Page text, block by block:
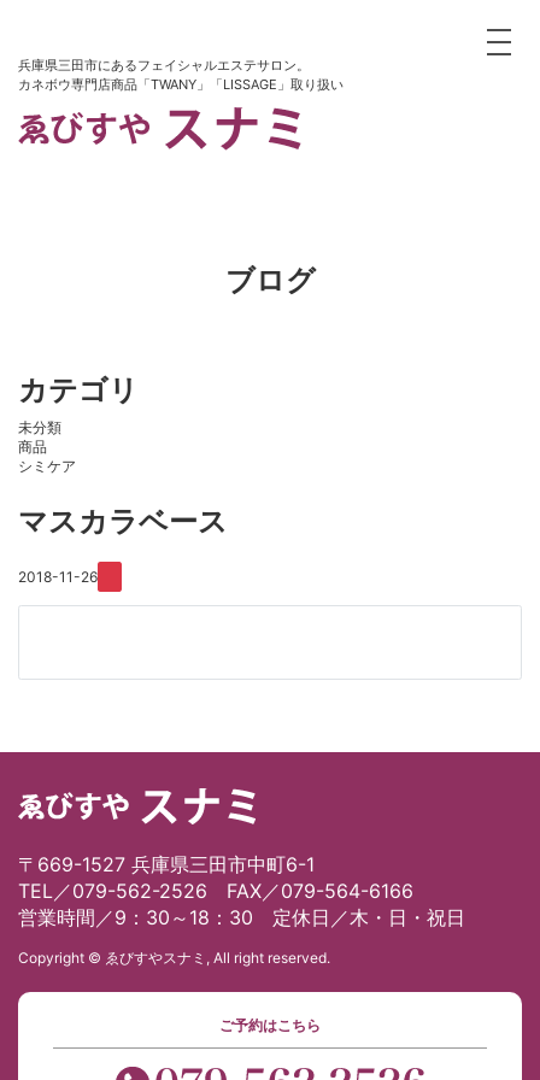
兵庫県三田市にあるフェイシャルエステサロン。
カネボウ専門店商品「TWANY」「LISSAGE」取り扱い
ブログ
カテゴリ
未分類
商品
シミケア
マスカラベース
2018-11-26
〒669-1527 兵庫県三田市中町6-1
TEL／079-562-2526 FAX／079-564-6166
営業時間／9：30～18：30 定休日／木・日・祝日
Copyright © ゑびすやスナミ, All right reserved.
ご予約はこちら